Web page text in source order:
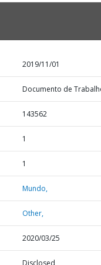
2019/11/01
Documento de
143562
1
1
Mundo,
Other,
2020/03/25
Disclosed